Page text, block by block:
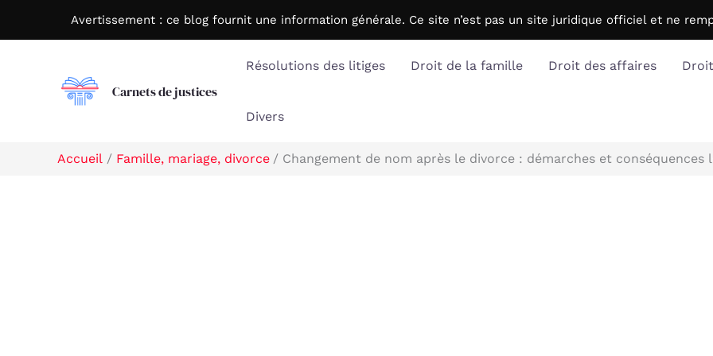
Avertissement : ce blog fournit une information générale. Ce site n’est pas un site juridique officiel et ne
Carnets de justices
Résolutions des litiges Droit de la famille Droit des affaires
Divers
Accueil Famille, mariage, divorce Changement de nom après le divorce : démarches et conséquences